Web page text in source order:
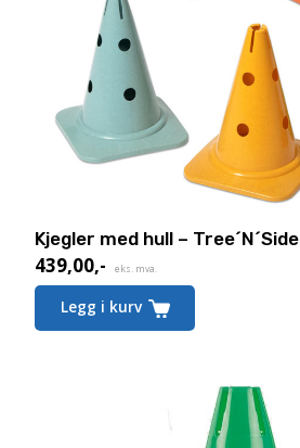
Kjegler med hull – Tree´N´Side
439,00,- eks. mva.
Legg i kurv